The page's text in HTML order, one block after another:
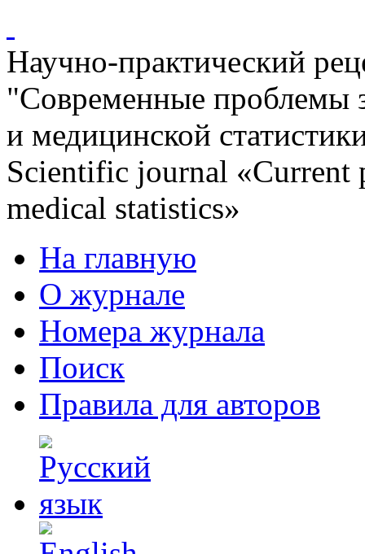
Научно-практический
"Современные проблемы
и медицинской
Scientific journal «Current
medical statistics»
На главную
О журнале
Номера журнала
Поиск
Правила для авторов